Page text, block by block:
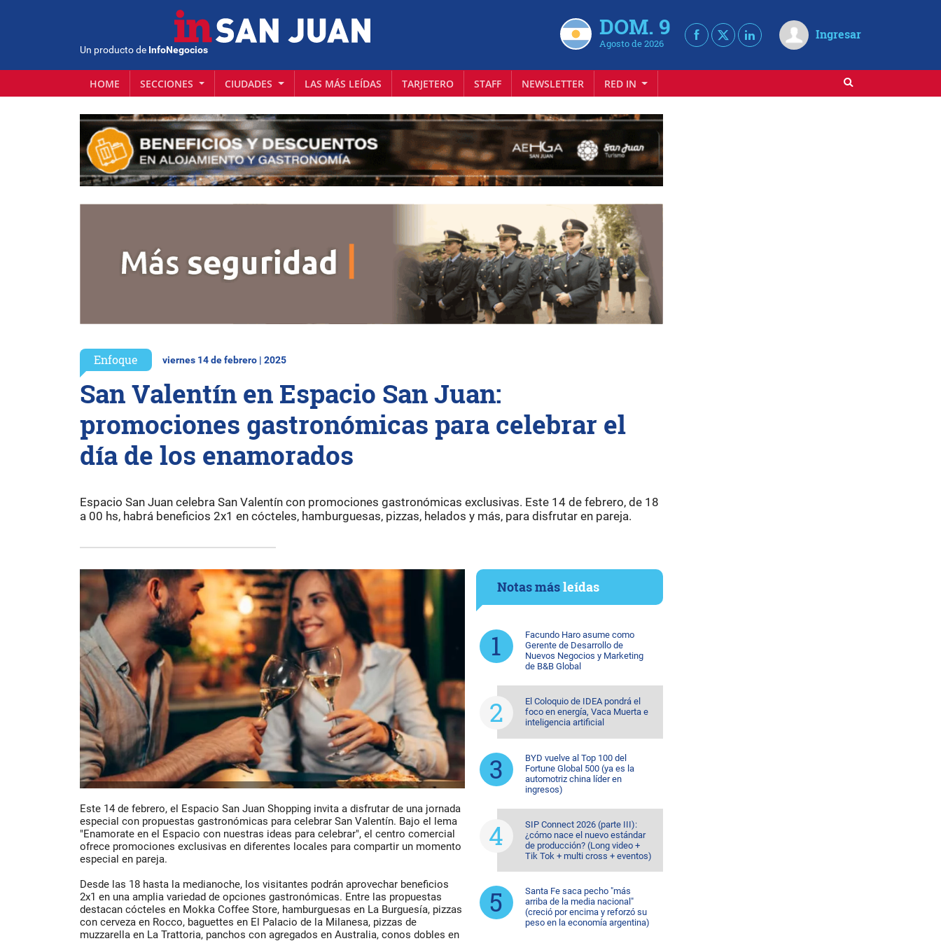
Un producto de InfoNegocios
DOM. 9
Agosto de 2026
Ingresar
HOME SECCIONES CIUDADES LAS MÁS LEÍDAS TARJETERO STAFF NEWSLETTER RED IN
Enfoque viernes 14 de febrero | 2025
San Valentín en Espacio San Juan:
promociones gastronómicas para celebrar el
día de los enamorados
Espacio San Juan celebra San Valentín con promociones gastronómicas exclusivas. Este 14 de febrero, de 18
a 00 hs, habrá beneficios 2x1 en cócteles, hamburguesas, pizzas, helados y más, para disfrutar en pareja.
Este 14 de febrero, el Espacio San Juan Shopping invita a disfrutar de una jornada
especial con propuestas gastronómicas para celebrar San Valentín. Bajo el lema
"Enamorate en el Espacio con nuestras ideas para celebrar", el centro comercial
ofrece promociones exclusivas en diferentes locales para compartir un momento
especial en pareja.
Desde las 18 hasta la medianoche, los visitantes podrán aprovechar beneficios
2x1 en una amplia variedad de opciones gastronómicas. Entre las propuestas
destacan cócteles en Mokka Coffee Store, hamburguesas en La Burguesía, pizzas
con cerveza en Rocco, baguettes en El Palacio de la Milanesa, pizzas de
muzzarella en La Trattoria, panchos con agregados en Australia, conos dobles en
Notas másleídas
Facundo Haro asume como
Gerente de Desarrollo de
Nuevos Negocios y Marketing
de B&B Global
El Coloquio de IDEA pondrá el
foco en energía, Vaca Muerta e
inteligencia artificial
BYD vuelve al Top 100 del
Fortune Global 500 (ya es la
automotriz china líder en
ingresos)
SIP Connect 2026 (parte III):
¿cómo nace el nuevo estándar
de producción? (Long video +
Tik Tok + multi cross + eventos)
Santa Fe saca pecho "más
arriba de la media nacional"
(creció por encima y reforzó su
peso en la economía argentina)